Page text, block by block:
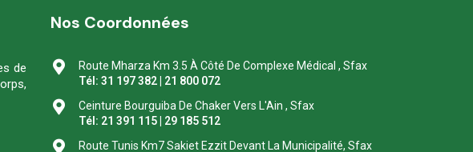
de
Nos Coordonnées
Route Mharza Km 3.5 À Côté De Complexe Médical , Sfax
Tél: 31 197 382 | 21 800 072
Ceinture Bourguiba De Chaker Vers L'Ain , Sfax
Tél: 21 391 115 | 29 185 512
Route Tunis Km7 Sakiet Ezzit Devant La Municipalité, Sfax